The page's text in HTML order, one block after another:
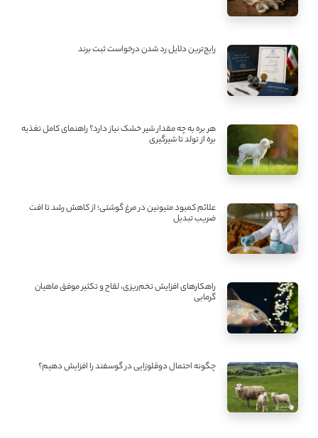
رایج‌ترین دلایل رد شدن درخواست ثبت برند
هر بره به چه مقدار شیر خشک نیاز دارد؟ راهنمای کامل تغذیه
بره از تولد تا شیرگیری
علائم کمبود متیونین در مرغ گوشتی؛ از کاهش رشد تا افت
ضریب تبدیل
راهکارهای افزایش تخم‌ریزی، لقاح و تکثیر موفق ماهیان
گرمابی
چگونه احتمال دوقلوزایی در گوسفند را افزایش دهیم؟